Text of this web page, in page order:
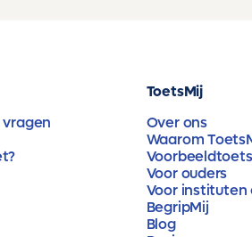
ToetsMij
Over ons
Waarom
Voor ouders
Voor instituten
BegripMij
Blog